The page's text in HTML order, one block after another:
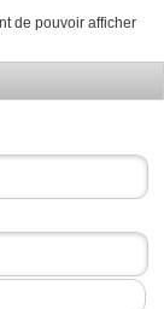
de pouvoir afficher